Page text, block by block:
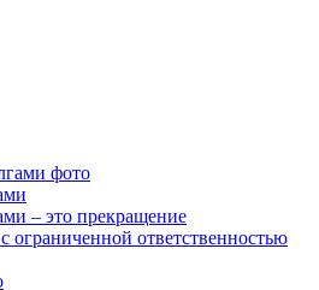
– это прекращение
ограниченной ответственностью